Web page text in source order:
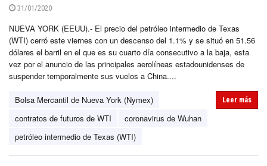
31/01/2020
NUEVA YORK (EEUU).- El precio del petróleo intermedio de Texas
(WTI) cerró este viernes con un descenso del 1.1% y se situó en 51.56
dólares el barril en el que es su cuarto día consecutivo a la baja, esta
vez por el anuncio de las principales aerolíneas estadounidenses de
suspender temporalmente sus vuelos a China....
Bolsa Mercantil de Nueva York (Nymex)
contratos de futuros de WTI
coronavirus de Wuhan
petróleo intermedio de Texas (WTI)
Leer más